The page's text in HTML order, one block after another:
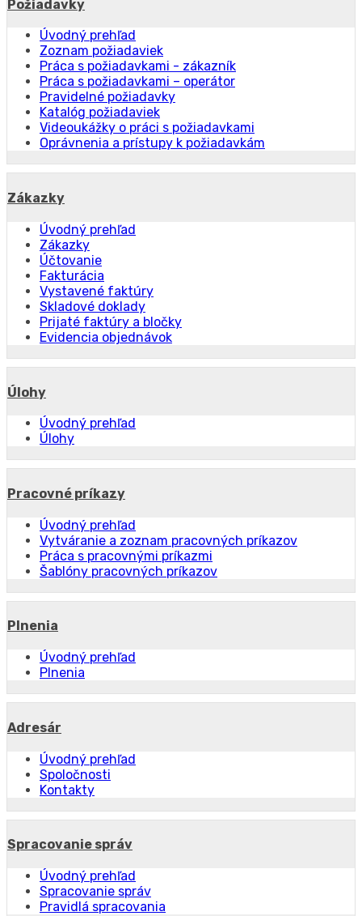
Požiadavky
Úvodný prehľad
Zoznam požiadaviek
Práca s požiadavkami - zákazník
Práca s požiadavkami – operátor
Pravidelné požiadavky
Katalóg požiadaviek
Videoukážky o práci s požiadavkami
Oprávnenia a prístupy k požiadavkám
Zákazky
Úvodný prehľad
Zákazky
Účtovanie
Fakturácia
Vystavené faktúry
Skladové doklady
Prijaté faktúry a bločky
Evidencia objednávok
Úlohy
Úvodný prehľad
Úlohy
Pracovné príkazy
Úvodný prehľad
Vytváranie a zoznam pracovných príkazov
Práca s pracovnými príkazmi
Šablóny pracovných príkazov
Plnenia
Úvodný prehľad
Plnenia
Adresár
Úvodný prehľad
Spoločnosti
Kontakty
Spracovanie správ
Úvodný prehľad
Spracovanie správ
Pravidlá spracovania